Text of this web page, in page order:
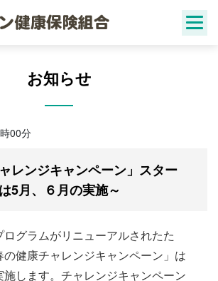
お知らせ
00分
レンジキャンペーン」スター
5月、６月の実施～
グラムがリニューアルされたた
健康チャレンジキャンペーン」は
施します。チャレンジキャンペーン